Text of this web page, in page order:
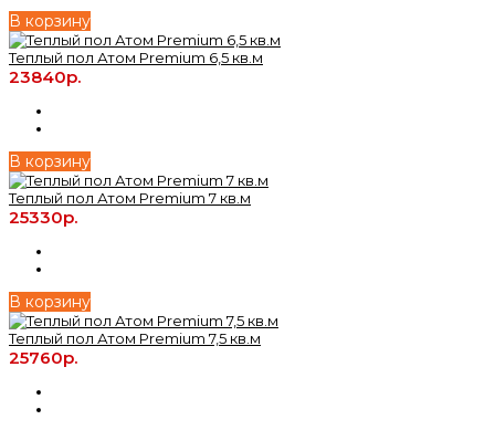
В корзину
Теплый пол Атом Premium 6,5 кв.м
23840р.
В корзину
Теплый пол Атом Premium 7 кв.м
25330р.
В корзину
Теплый пол Атом Premium 7,5 кв.м
25760р.